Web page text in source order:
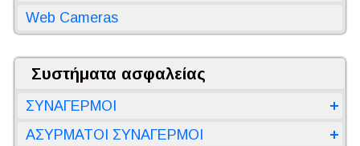
Web Cameras
Συστήματα ασφαλείας
ΣΥΝΑΓΕΡΜΟΙ
ΑΣΥΡΜΑΤΟΙ ΣΥΝΑΓΕΡΜΟΙ